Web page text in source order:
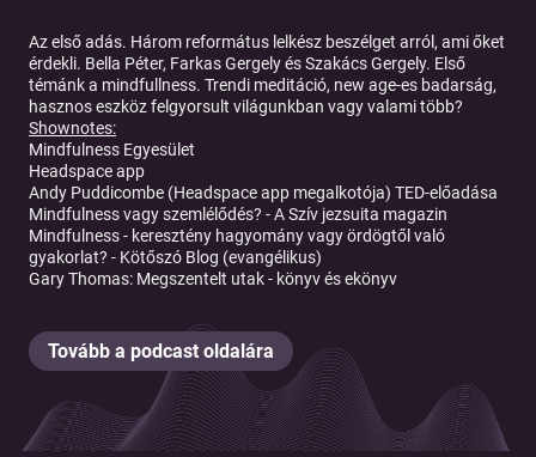
Az első adás. Három református lelkész beszélget arról, ami őket
érdekli. Bella Péter, Farkas Gergely és Szakács Gergely. Első
témánk a mindfullness. Trendi meditáció, new age-es badarság,
hasznos eszköz felgyorsult világunkban vagy valami több?
Shownotes:
Mindfulness Egyesület
Headspace app
Andy Puddicombe (Headspace app megalkotója) TED-előadása
Mindfulness vagy szemlélődés? - A Szív jezsuita magazin
Mindfulness - keresztény hagyomány vagy ördögtől való
gyakorlat? - Kötőszó Blog (evangélikus)
Gary Thomas: Megszentelt utak - könyvésekönyv
Tovább a podcast oldalára